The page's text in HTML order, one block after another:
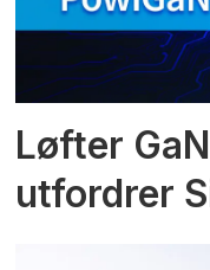
Løfter
utfordrer